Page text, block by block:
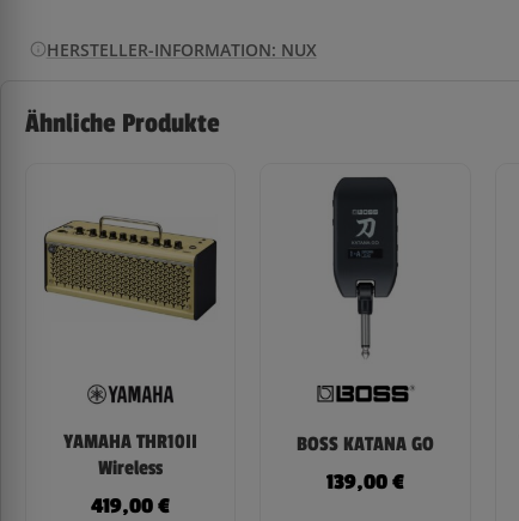
HERSTELLER-INFORMATION: NUX
Ähnliche Produkte
YAMAHA THR10II
Wireless
419,00€
BOSS KATANA GO
139,00€